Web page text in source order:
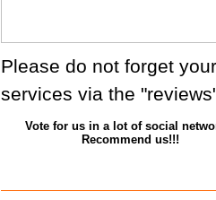
Please do not forget
services via the
Vote for us in a lot of social
Recommend us!!!